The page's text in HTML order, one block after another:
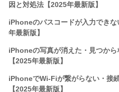
因と対処法【2025年最新版】
iPhoneのパスコードが入力でき
年最新版】
iPhoneの写真が消えた・見つか
【2025年最新版】
iPhoneでWi-Fiが繋がらない・接
【2025年最新版】